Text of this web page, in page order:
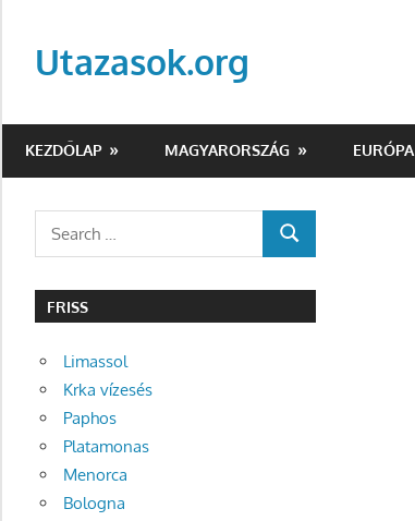
contentUtazasok.org
KEZDŐLAP MAGYARORSZÁG EURÓPA
SEARCH
FRISS
Limassol
Krka vízesés
Paphos
Platamonas
Menorca
Bologna